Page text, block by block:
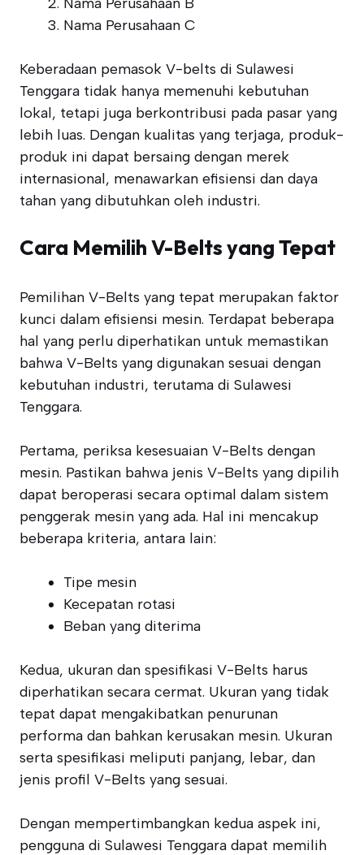
Nama Perusahaan C
Keberadaan pemasok V-belts di Sulawesi
Tenggara tidak hanya memenuhi kebutuhan
lokal, tetapi juga berkontribusi pada pasar yang
lebih luas. Dengan kualitas yang terjaga, produk-
produk ini dapat bersaing dengan merek
internasional, menawarkan efisiensi dan daya
tahan yang dibutuhkan oleh industri.
Cara Memilih V-Belts yang Tepat
Pemilihan V-Belts yang tepat merupakan faktor
kunci dalam efisiensi mesin. Terdapat beberapa
hal yang perlu diperhatikan untuk memastikan
bahwa V-Belts yang digunakan sesuai dengan
kebutuhan industri, terutama di Sulawesi
Tenggara.
Pertama, periksa kesesuaian V-Belts dengan
mesin. Pastikan bahwa jenis V-Belts yang dipilih
dapat beroperasi secara optimal dalam sistem
penggerak mesin yang ada. Hal ini mencakup
beberapa kriteria, antara lain:
Tipe mesin
Kecepatan rotasi
Beban yang diterima
Kedua, ukuran dan spesifikasi V-Belts harus
diperhatikan secara cermat. Ukuran yang tidak
tepat dapat mengakibatkan penurunan
performa dan bahkan kerusakan mesin. Ukuran
serta spesifikasi meliputi panjang, lebar, dan
jenis profil V-Belts yang sesuai.
Dengan mempertimbangkan kedua aspek ini,
pengguna di Sulawesi Tenggara dapat memilih